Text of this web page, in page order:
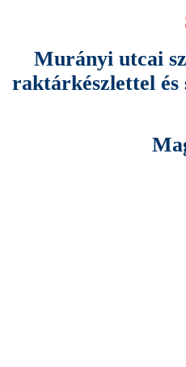
Murányi utcai
raktárkészlettel és